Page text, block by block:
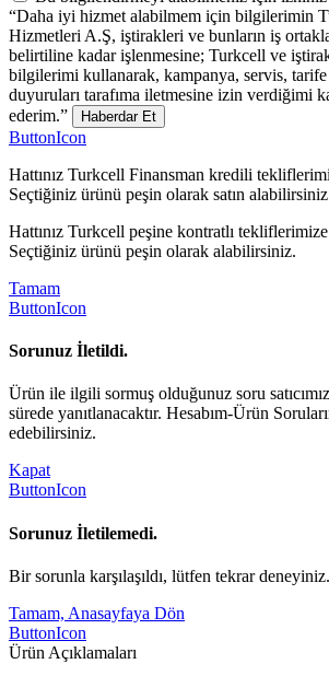
“Daha iyi hizmet alabilmem için bilgilerimin
Hizmetleri A.Ş, iştirakleri ve bunların iş
belirtiline kadar işlenmesine; Turkcell ve
bilgilerimi kullanarak, kampanya, servis,
duyuruları tarafıma iletmesine izin verdiğimi
ederim.”
Haberdar Et
ButtonIcon
Hattınız Turkcell Finansman kredili
Seçtiğiniz ürünü peşin olarak satın
Hattınız Turkcell peşine kontratlı
Seçtiğiniz ürünü peşin olarak alabilirsiniz.
Tamam
ButtonIcon
Sorunuz İletildi.
Ürün ile ilgili sormuş olduğunuz soru
sürede yanıtlanacaktır. Hesabım-Ürün
edebilirsiniz.
Kapat
ButtonIcon
Sorunuz İletilemedi.
Bir sorunla karşılaşıldı, lütfen tekrar deneyiniz.
Tamam, Anasayfaya Dön
ButtonIcon
Ürün Açıklamaları